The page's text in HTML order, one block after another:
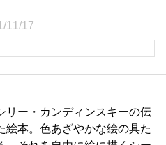
11/17
リー・カンディンスキーの伝
絵本。色あざやかな絵の具た